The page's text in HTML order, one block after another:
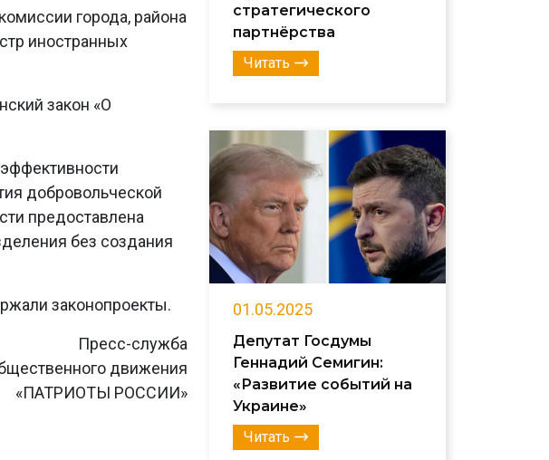
города, района
иностранных
закон «О
добровольческой
предоставлена
без создания
законопроекты.
Пресс-служба
движения
«ПАТРИОТЫ РОССИИ»
стратегического
партнёрства
Читать
01.05.2025
Депутат Госдумы
Геннадий Семигин:
«Развитие событий на
Украине»
Читать